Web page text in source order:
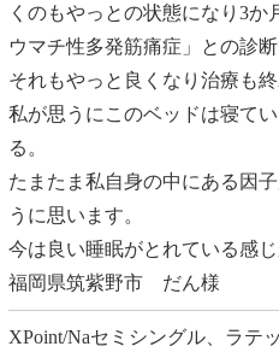
くのもやっとの状態になり3か
ウマチ性多発筋痛症」との診断
それもやっと良くなり治療も
私が思うにこのベッドは寝て
る。
たまたま私自身の中にある因
うに思います。
今は良い睡眠がとれている感じ
福岡県筑紫野市 だん様
XPoint/Naセミシングル、ラテ